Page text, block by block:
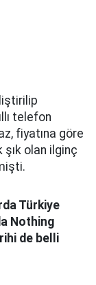
telefon
fiyatına göre
olan ilginç
Türkiye
Nothing
de belli